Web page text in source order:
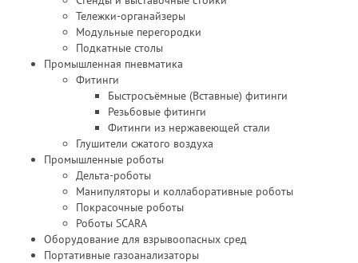
Тележки-органайзеры
Модульные перегородки
Подкатные столы
Промышленная пневматика
Фитинги
Быстросъёмные (Вставные) фитинги
Резьбовые фитинги
Фитинги из нержавеющей стали
Глушители сжатого воздуха
Промышленные роботы
Дельта-роботы
Манипуляторы и коллаборативные роботы
Покрасочные роботы
Роботы SCARA
Оборудование для взрывоопасных сред
Портативные газоанализаторы